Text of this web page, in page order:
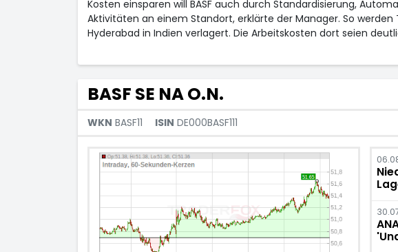
Kosten einsparen will BASF auch durch Standardisierung,
Aktivitäten an einem Standort, erklärte der Manager. So
Hyderabad in Indien verlagert. Die Arbeitskosten dort seien
BASF SE NA O.N.
WKN BASF11 ISIN DE000BASF111